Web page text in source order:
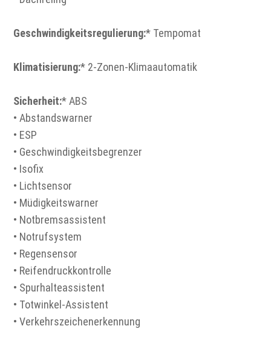
Geschwindigkeitsregulierung:* Tempomat
Klimatisierung:* 2-Zonen-Klimaautomatik
Sicherheit:* ABS
• Abstandswarner
• ESP
• Geschwindigkeitsbegrenzer
• Isofix
• Lichtsensor
• Müdigkeitswarner
• Notbremsassistent
• Notrufsystem
• Regensensor
• Reifendruckkontrolle
• Spurhalteassistent
• Totwinkel-Assistent
• Verkehrszeichenerkennung